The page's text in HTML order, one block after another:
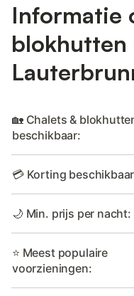
Informatie
blokhutten
🏡 Chalets &
beschikbaar:
💳 Korting
🌙 Min. prijs per nacht:
⭐ Meest populaire
voorzieningen: